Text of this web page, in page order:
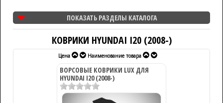
ПОКАЗАТЬ РАЗДЕЛЫ КАТАЛОГА
КОВРИКИ HYUNDAI I20 (2008-)
Цена Наименование товара
ВОРСОВЫЕ КОВРИКИ LUX ДЛЯ
HYUNDAI I20 (2008-)